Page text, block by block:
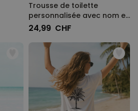
Trousse de toilette
personnalisée avec nom et
picto
24,99 CHF